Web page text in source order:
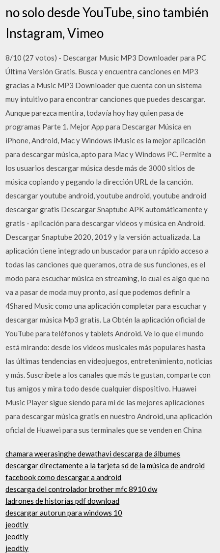
no solo desde YouTube, sino también
Instagram, Vimeo
8/10 (27 votos) - Descargar Music MP3 Downloader para PC
Última Versión Gratis. Busca y encuentra canciones en MP3
gracias a Music MP3 Downloader que cuenta con un sistema
muy intuitivo para encontrar canciones que puedes descargar.
Aunque parezca mentira, todavía hoy hay quien pasa de
programas Parte 1. Mejor App para Descargar Música en
iPhone, Android, Mac y Windows iMusic es la mejor aplicación
para descargar música, apto para Mac y Windows PC. Permite a
los usuarios descargar música desde más de 3000 sitios de
música copiando y pegando la dirección URL de la canción.
descargar youtube android, youtube android, youtube android
descargar gratis Descargar Snaptube APK automáticamente y
gratis - aplicación para descargar videos y música en Android.
Descargar Snaptube 2020, 2019 y la versión actualizada. La
aplicación tiene integrado un buscador para un rápido acceso a
todas las canciones que queramos, otra de sus funciones, es el
modo para escuchar música en streaming, lo cual es algo que no
va a pasar de moda muy pronto, así que podemos definir a
4Shared Music como una aplicación completar para escuchar y
descargar música Mp3 gratis. La Obtén la aplicación oficial de
YouTube para teléfonos y tablets Android. Ve lo que el mundo
está mirando: desde los videos musicales más populares hasta
las últimas tendencias en videojuegos, entretenimiento, noticias
y más. Suscríbete a los canales que más te gustan, comparte con
tus amigos y mira todo desde cualquier dispositivo. Huawei
Music Player sigue siendo para mi de las mejores aplicaciones
para descargar música gratis en nuestro Android, una aplicación
oficial de Huawei para sus terminales que se venden en China
chamara weerasinghe dewathavi descarga de álbumes
descargar directamente a la tarjeta sd de la música de android
facebook como descargar a android
descarga del controlador brother mfc 8910 dw
ladrones de historias pdf download
descargar autorun para windows 10
jeodtiy
jeodtiy
jeodtiy